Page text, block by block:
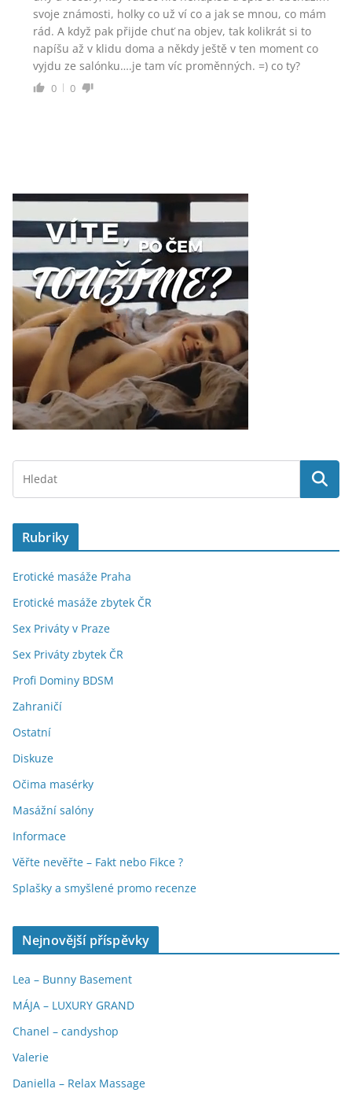
svoje známosti, holky co už ví co a jak se mnou, co mám
rád. A když pak přijde chuť na objev, tak kolikrát si to
napíšu až v klidu doma a někdy ještě v ten moment co
vyjdu ze salónku….je tam víc proměnných. =) co ty?
0 0
Rubriky
Erotické masáže Praha
Erotické masáže zbytek ČR
Sex Priváty v Praze
Sex Priváty zbytek ČR
Profi Dominy BDSM
Zahraničí
Ostatní
Diskuze
Očima masérky
Masážní salóny
Informace
Věřte nevěřte – Fakt nebo Fikce ?
Splašky a smyšlené promo recenze
Nejnovější příspěvky
Lea – Bunny Basement
MÁJA – LUXURY GRAND
Chanel – candyshop
Valerie
Daniella – Relax Massage